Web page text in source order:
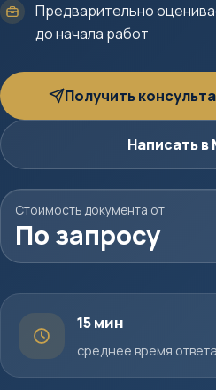
Предварительно
до начала работ
Получить
Написать в
Стоимость документа от
По запросу
15 мин
среднее время ответа